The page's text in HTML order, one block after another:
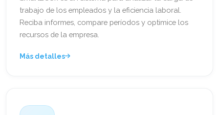
trabajo de los empleados y la eficiencia laboral.
Reciba informes, compare períodos y optimice los
recursos de la empresa.
Más detalles